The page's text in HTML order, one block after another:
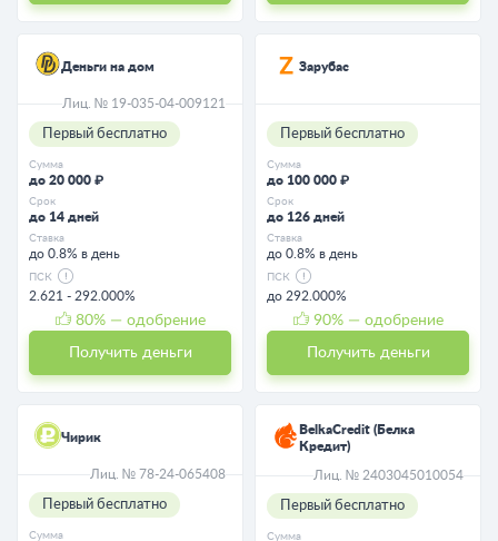
Деньги на дом
Лиц. № 19-035-04-009121
Первый бесплатно
Сумма
до 20 000 ₽
Срок
до 14 дней
Ставка
до 0.8% в день
ПСК
2.621 - 292.000%
80% — одобрение
Получить деньги
Зарубас
Первый бесплатно
Сумма
до 100 000 ₽
Срок
до 126 дней
Ставка
до 0.8% в день
ПСК
до 292.000%
90% — одобрение
Получить деньги
Чирик
Лиц. № 78-24-065408
Первый бесплатно
Сумма
BelkaCredit (Белка
Кредит)
Лиц. № 2403045010054
Первый бесплатно
Сумма